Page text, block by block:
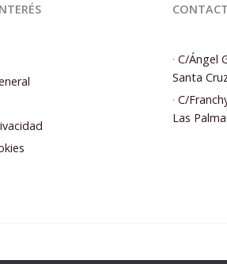
· C/Ángel
Santa
· C/
Las